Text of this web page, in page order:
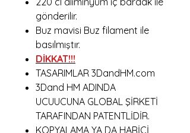
gönderilir.
Buz mavisi Buz filament ile
basılmıştır.
DİKKAT!!!
TASARIMLAR 3DandHM.com
3Dand HM ADINDA
UCUUCUNA GLOBAL ŞİRKETİ
TARAFINDAN PATENTLİDİR.
KOPYALAMA YA DA HARİCİ